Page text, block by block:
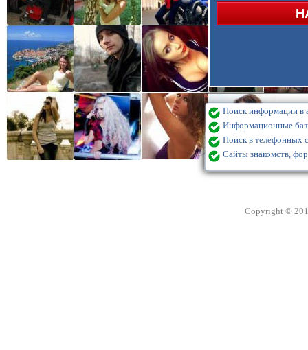
Поиск информации в
Информационные
Поиск в телефонных
Сайты знакомств,
Copyright ©